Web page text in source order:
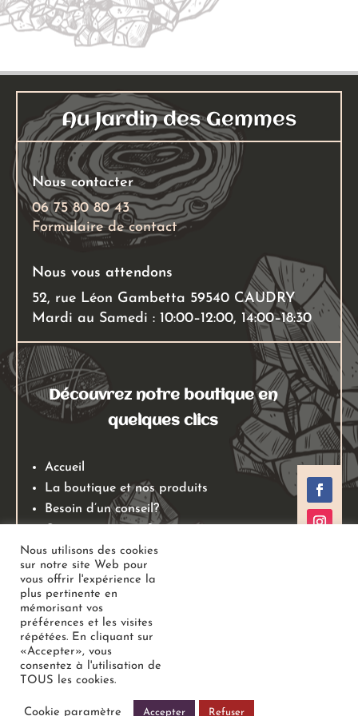
Au Jardin des Gemmes
Nous contacter
06 75 80 80 43
Formulaire de contact
Nous vous attendons
52, rue Léon Gambetta 59540 CAUDRY
Mardi au Samedi : 10:00–12:00, 14:00–18:30
Découvrez notre boutique en
quelques clics
Accueil
La boutique et nos produits
Besoin d’un conseil?
Mentions légales
Conditions générales de ventes
Politiques de retours
Politique de confidentialité
Copyright Au Jardin des Gemmes
Nous utilisons des cookies
sur notre site Web pour
vous offrir l'expérience la
plus pertinente en
mémorisant vos
préférences et les visites
répétées. En cliquant sur
«Accepter», vous
consentez à l'utilisation de
TOUS les cookies.
Cookie paramètre Accepter Refuser